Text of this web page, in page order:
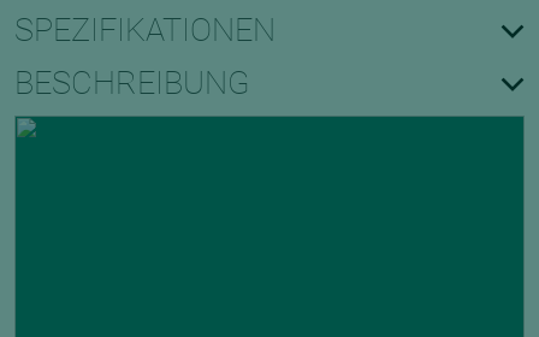
SPEZIFIKATIONEN
BESCHREIBUNG